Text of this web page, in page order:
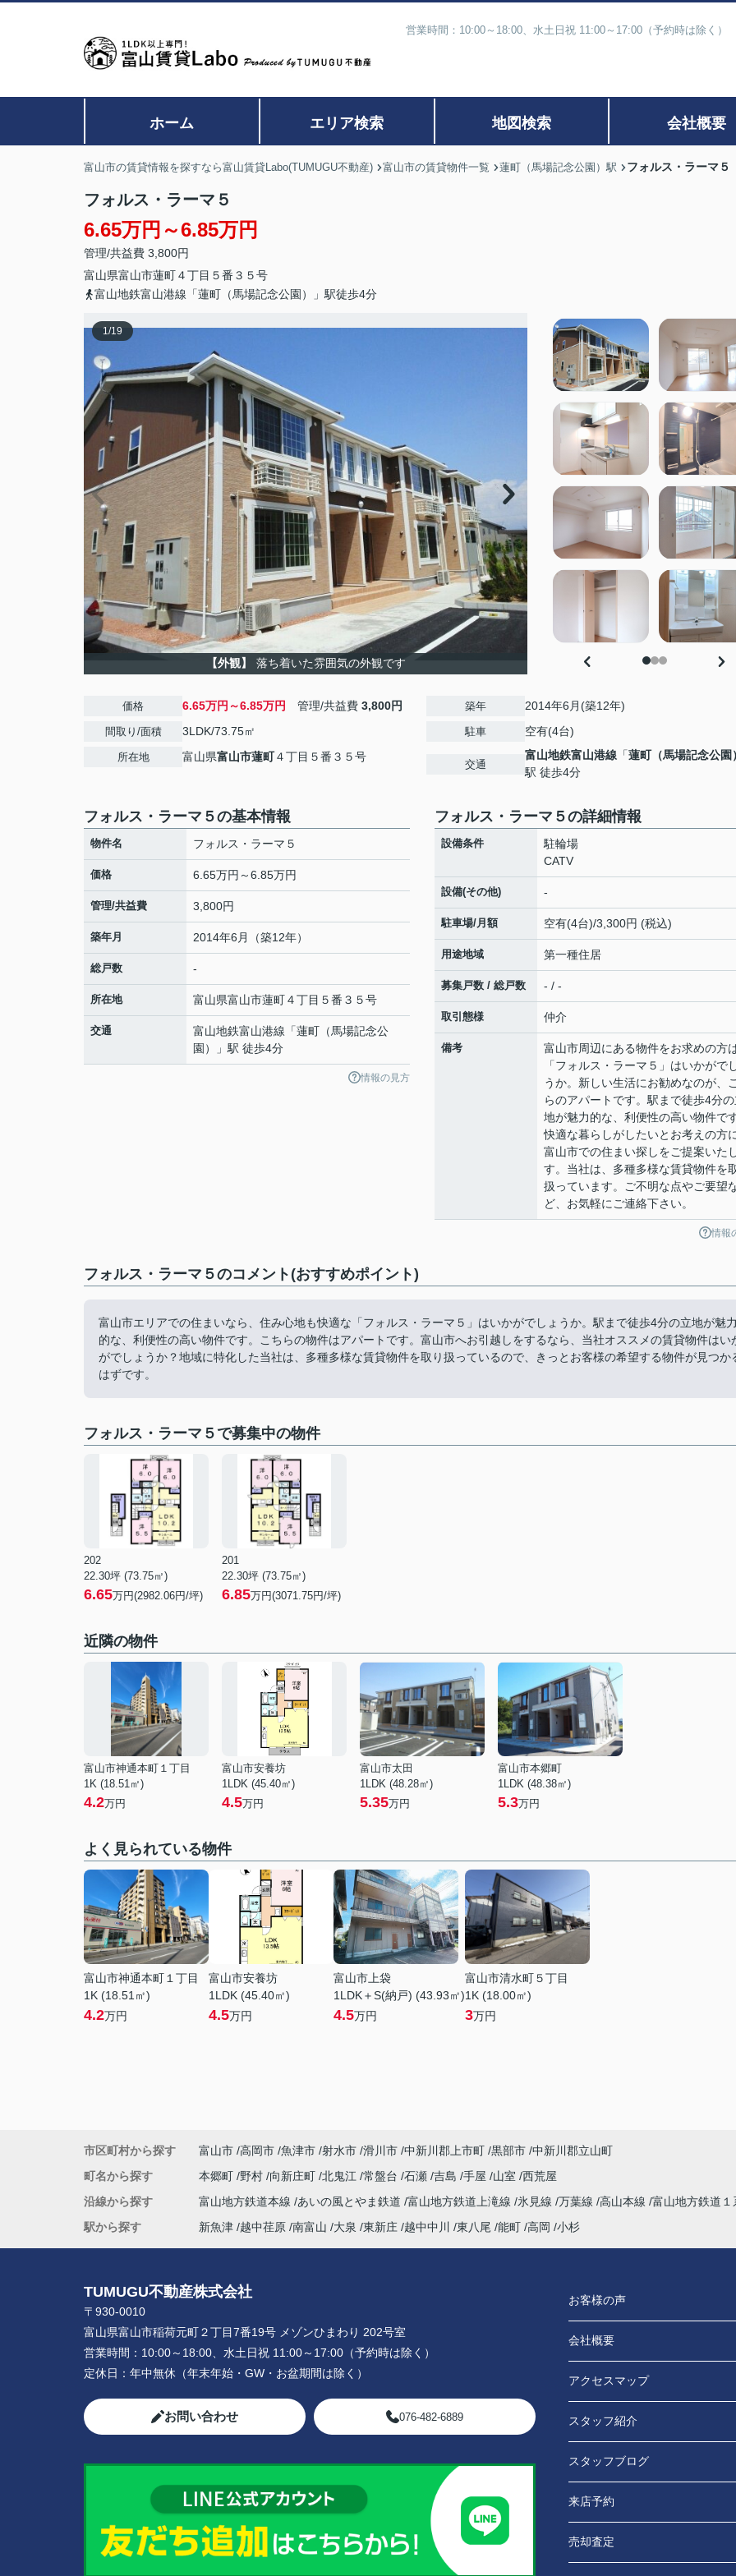
営業時間：10:00～18:00、水土日祝 11:00～17:00（予約時は除く
ホーム エリア検索 地図検索 会社概要
富山市の賃貸情報を探すなら富山賃貸Labo(TUMUGU不動産) 富山市の賃貸物件一覧 蓮町（馬場記念公園）駅 フォルス・ラーマ５
フォルス・ラーマ５
6.65万円～6.85万円
管理/共益費 3,800円
富山県富山市蓮町４丁目５番３５号
富山地鉄富山港線「蓮町（馬場記念公園）」駅徒歩4分
1/19
【外観】 落ち着いた雰囲気の外観です
価格 6.65万円～6.85万円 管理/共益費 3,800円
間取り/面積 3LDK/73.75㎡
所在地 富山県富山市蓮町４丁目５番３５号
築年 2014年6月(築12年)
駐車 空有(4台)
交通
富山地鉄富山港線 「蓮町（馬場記念公園）
駅 徒歩4分
フォルス・ラーマ５の基本情報
物件名 フォルス・ラーマ５
価格 6.65万円～6.85万円
管理/共益費 3,800円
築年月 2014年6月（築12年）
総戸数 -
所在地 富山県富山市蓮町４丁目５番３５号
交通 富山地鉄富山港線 「蓮町（馬場記念公
園）
」駅 徒歩4分
情報の見方
フォルス・ラーマ５の詳細情報
設備条件
駐輪場
CATV
設備(その他) -
駐車場/月額 空有(4台)/3,300円 (税込)
用途地域 第一種住居
募集戸数 / 総戸数 - / -
取引態様 仲介
備考
富山市周辺にある物件をお求めの方
「フォルス・ラーマ５」はいかがで
うか。新しい生活にお勧めなのが、
らのアパートです。駅まで徒歩4分の
地が魅力的な、利便性の高い物件です
快適な暮らしがしたいとお考えの方に
富山市での住まい探しをご提案いた
す。当社は、多種多様な賃貸物件を
扱っています。ご不明な点やご要望
ど、お気軽にご連絡下さい。
情報
フォルス・ラーマ５のコメント(おすすめポイント)
富山市エリアでの住まいなら、住み心地も快適な「フォルス・ラーマ５」はいかがでしょうか。駅まで徒歩4分の立地が魅力
的な、利便性の高い物件です。こちらの物件はアパートです。富山市へお引越しをするなら、当社オススメの賃貸物件はい
がでしょうか？地域に特化した当社は、多種多様な賃貸物件を取り扱っているので、きっとお客様の希望する物件が見つか
はずです。
フォルス・ラーマ５で募集中の物件
202
22.30坪 (73.75㎡)
6.65万円(2982.06円/坪)
201
22.30坪 (73.75㎡)
6.85万円(3071.75円/坪)
近隣の物件
富山市神通本町１丁目
1K (18.51㎡)
4.2万円
富山市安養坊
1LDK (45.40㎡)
4.5万円
富山市太田
1LDK (48.28㎡)
5.35万円
富山市本郷町
1LDK (48.38㎡)
5.3万円
よく見られている物件
富山市神通本町１丁目
1K (18.51㎡)
4.2万円
富山市安養坊
1LDK (45.40㎡)
4.5万円
富山市上袋
1LDK＋S(納戸) (43.93㎡)
4.5万円
富山市清水町５丁目
1K (18.00㎡)
3万円
市区町村から探す 富山市 高岡市 魚津市 射水市 滑川市 中新川郡上市町 黒部市 中新川郡立山町
町名から探す
本郷町 野村 向新庄町 北鬼江 常盤台 石瀬 吉島 手屋 山室 西荒屋
沿線から探す
富山地方鉄道本線 あいの風とやま鉄道 富山地方鉄道上滝線 氷見線 万葉線 高山本線 富山地方鉄道１
駅から探す
新魚津 越中荏原 南富山 大泉 東新庄 越中中川 東八尾 能町 高岡 小杉
TUMUGU不動産株式会社
〒930-0010
富山県富山市稲荷元町２丁目7番19号 メゾンひまわり 202号室
営業時間： 10:00～18:00、水土日祝 11:00～17:00（予約時は除く）
定休日： 年中無休（年末年始・GW・お盆期間は除く）
お問い合わせ 076-482-6889
お客様の声
会社概要
アクセスマップ
スタッフ紹介
スタッフブログ
来店予約
売却査定